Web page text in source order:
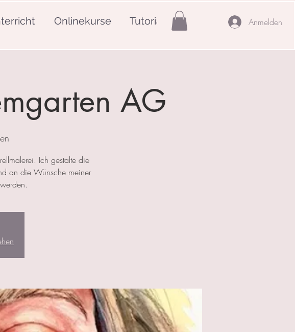
Onlinekurse Tutorials Anmelden
AG
Ich gestalte die
an die Wünsche meiner